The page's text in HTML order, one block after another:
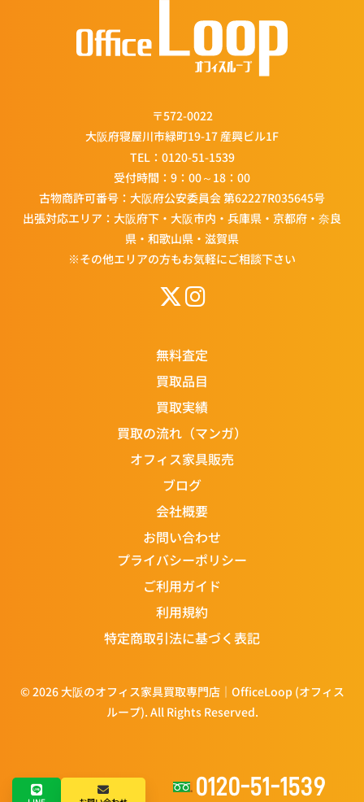
0120-51-1539
〒572-0022
大阪府寝屋川市緑町19-17 産興ビル1F
TEL： 0120-51-1539
受付時間：9：00～18：00
古物商許可番号：大阪府公安委員会 第62227R035645号
出張対応エリア：大阪府下・大阪市内・兵庫県・京都府・奈良
県・和歌山県・滋賀県
※その他エリアの方もお気軽にご相談下さい
無料査定
買取品目
買取実績
買取の流れ（マンガ）
オフィス家具販売
ブログ
会社概要
お問い合わせ
プライバシーポリシー
ご利用ガイド
利用規約
特定商取引法に基づく表記
© 2026 大阪のオフィス家具買取専門店｜OfficeLoop (オフィス
ループ). All Rights Reserved.